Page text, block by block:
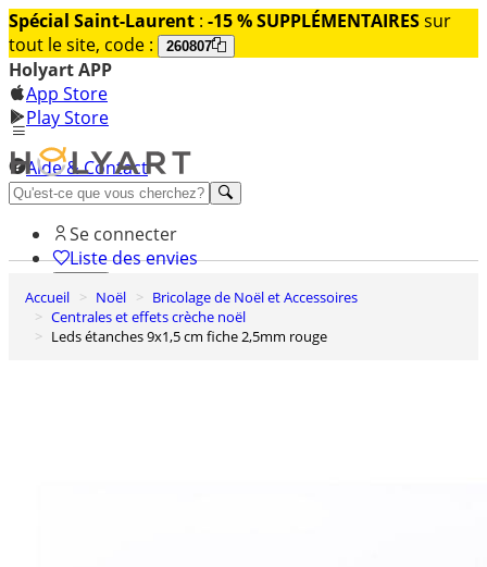
Spécial Saint-Laurent : -15 % SUPPLÉMENTAIRESsur
tout le site, code :
260807
Holyart APP
App Store
Play Store
Aide & Contact
Découvrez Premium
Se connecter
Liste des envies
0
Panier
Accueil Noël
Bricolage de Noël et Accessoires
Centrales et effets crèche noël
Leds étanches 9x1,5 cm fiche 2,5mm rouge